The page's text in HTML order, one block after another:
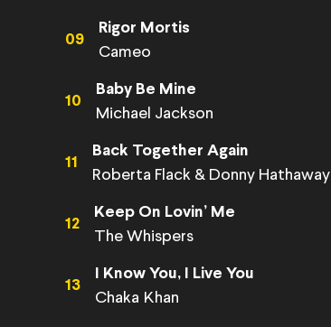
09
Rigor Mortis
Cameo
10
Baby Be Mine
Michael Jackson
11
Back Together Again
Roberta Flack & Donny Hathaway
12
Keep On Lovin’ Me
The Whispers
13
I Know You, I Live You
Chaka Khan